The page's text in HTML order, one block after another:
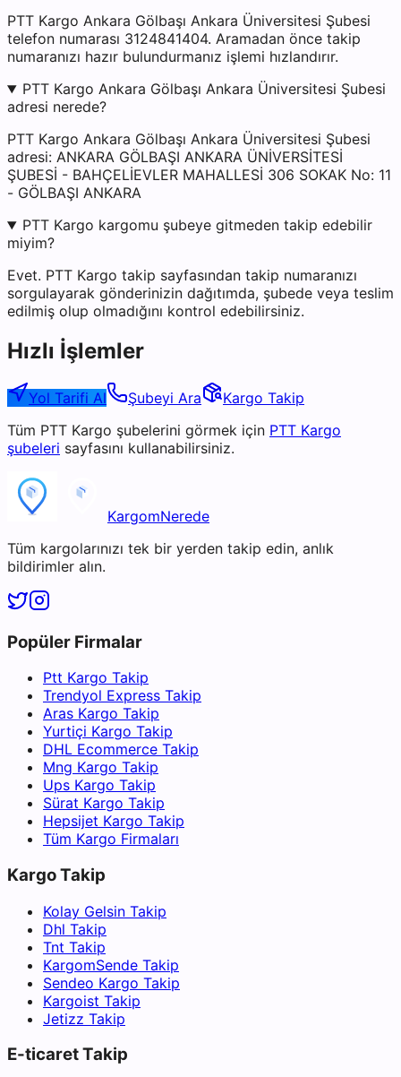
PTT Kargo Ankara Gölbaşı Ankara Üniversitesi Şubesi
telefon numarası 3124841404. Aramadan önce takip
numaranızı hazır bulundurmanız işlemi hızlandırır.
PTT Kargo Ankara Gölbaşı Ankara Üniversitesi Şubesi
adresi nerede?
PTT Kargo Ankara Gölbaşı Ankara Üniversitesi Şubesi
adresi: ANKARA GÖLBAŞI ANKARA ÜNİVERSİTESİ
ŞUBESİ - BAHÇELİEVLER MAHALLESİ 306 SOKAK No: 11
- GÖLBAŞI ANKARA
PTT Kargo kargomu şubeye gitmeden takip edebilir
miyim?
Evet. PTT Kargo takip sayfasından takip numaranızı
sorgulayarak gönderinizin dağıtımda, şubede veya teslim
edilmiş olup olmadığını kontrol edebilirsiniz.
Hızlı İşlemler
Yol Tarifi Al Şubeyi Ara
Kargo Takip
Tüm PTT Kargo şubelerini görmek için PTT Kargo
şubeleri sayfasını kullanabilirsiniz.
KargomNerede
Tüm kargolarınızı tek bir yerden takip edin, anlık
bildirimler alın.
Popüler Firmalar
Ptt Kargo Takip
Trendyol Express Takip
Aras Kargo Takip
Yurtiçi Kargo Takip
DHL Ecommerce Takip
Mng Kargo Takip
Ups Kargo Takip
Sürat Kargo Takip
Hepsijet Kargo Takip
Tüm Kargo Firmaları
Kargo Takip
Kolay Gelsin Takip
Dhl Takip
Tnt Takip
KargomSende Takip
Sendeo Kargo Takip
Kargoist Takip
Jetizz Takip
E-ticaret Takip